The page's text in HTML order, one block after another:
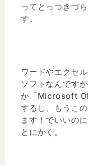
ってとっつきづ
す。
ワードやエクセ
ソフトなんです
か「Microsoft
するし、もうこ
ます！でいいの
とにかく。